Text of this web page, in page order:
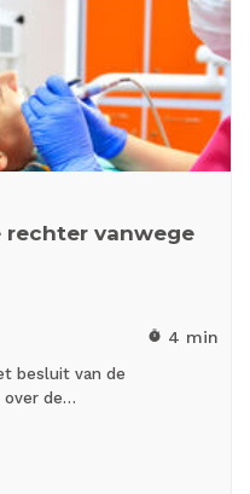
rechter vanwege
timer 4 min
besluit van de
over de…